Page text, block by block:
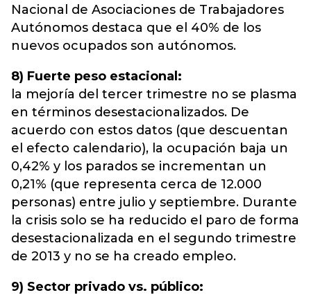
Nacional de Asociaciones de Trabajadores
Autónomos destaca que el 40% de los
nuevos ocupados son autónomos.
8) Fuerte peso estacional:
la mejoría del tercer trimestre no se plasma
en términos desestacionalizados. De
acuerdo con estos datos (que descuentan
el efecto calendario), la ocupación baja un
0,42% y los parados se incrementan un
0,21% (que representa cerca de 12.000
personas) entre julio y septiembre. Durante
la crisis solo se ha reducido el paro de forma
desestacionalizada en el segundo trimestre
de 2013 y no se ha creado empleo.
9) Sector privado vs. público: